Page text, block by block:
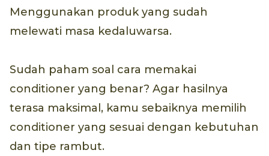
Menggunakan produk yang sudah
melewati masa kedaluwarsa.
Sudah paham soal cara memakai
conditioner yang benar? Agar hasilnya
terasa maksimal, kamu sebaiknya memilih
conditioner yang sesuai dengan kebutuhan
dan tipe rambut.